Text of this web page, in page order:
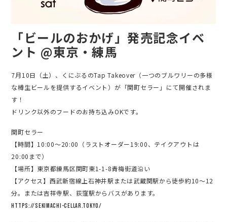
「ビールのおかげ」発売記念イベ
ント @東京・練馬
7月10日（土）、くにぶるのTap Takeover（一つのブルワリーの多様
な樽生ビールを提供するイベント）が「関町セラー」にて開催されま
す！
ドリンク以外のフードのお持ち込みOKです。
関町セラー
【時間】10:00～20:00（ラストオーダー19:00、テイクアウトは
20:00まで）
【場所】東京都練馬区関町東1-1-8青梅街道沿い
【アクセス】西武新宿線上石神井駅または武蔵関駅から徒歩約10〜12
分。または吉祥寺駅、荻窪駅からバスがあります。
https://sekimachi-cellar.tokyo/